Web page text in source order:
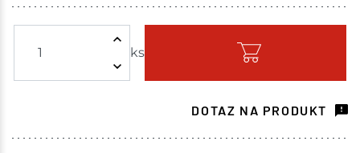
ks
Skladem - ihned k odeslání
Havlíčkův Brod 27 ks
DOTAZ NA PRODUKT